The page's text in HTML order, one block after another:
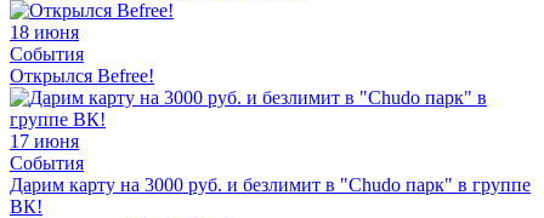
18 июня
События
Открылся Befree!
17 июня
События
Дарим карту на 3000 руб. и безлимит в "Chudo парк" в группе
ВК!